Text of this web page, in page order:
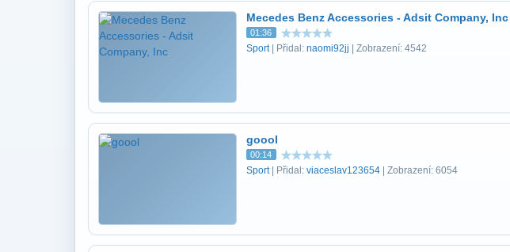
Mecedes Benz Accessories - Adsit Company, Inc
01:36
Sport| Přidal: naomi92jj | Zobrazení: 4542
goool
00:14
Sport| Přidal: viaceslav123654 | Zobrazení: 6054